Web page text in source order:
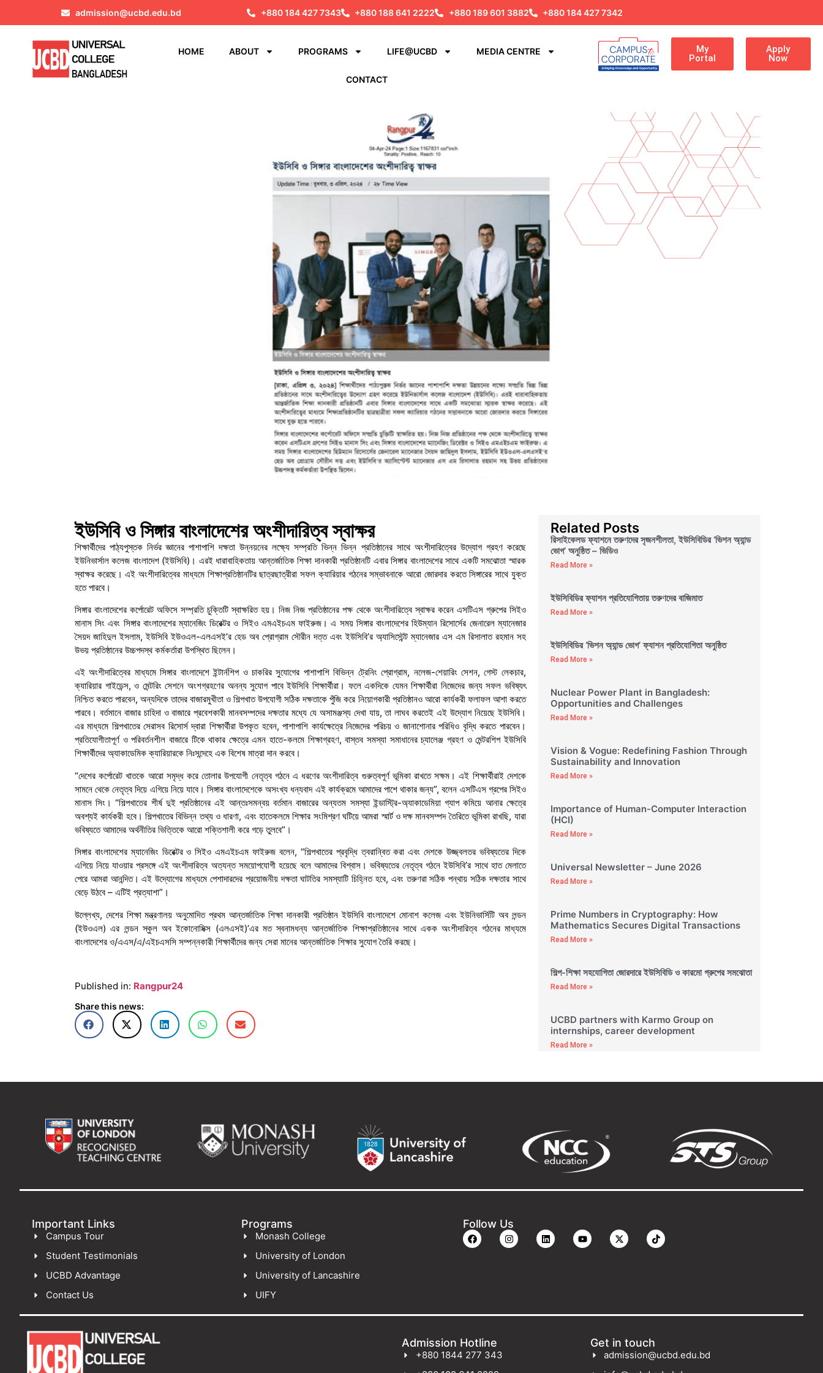
admission@ucbd.edu.bd +880 184 427 7343 +880 188 641 2222 +880 189 601 3882 +880 184 427 7342
HOME ABOUT PROGRAMS LIFE@UCBD MEDIA CENTRE
CONTACT
My
Portal
Apply
Now
ইউসিবি ও সিঙ্গার বাংলাদেশের অংশীদারিত্ব স্বাক্ষর
শিক্ষার্থীদের পাঠ্যপুস্তক নির্ভর জ্ঞানের পাশাপাশি দক্ষতা উন্নয়নের লক্ষ্যে সম্প্রতি ভিন্ন ভিন্ন প্রতিষ্ঠানের সাথে অংশীদারিত্বের উদ্যোগ গ্রহণ করেছে
ইউনিভার্সাল কলেজ বাংলাদেশ (ইউসিবি)। এরই ধারাবাহিকতায় আন্তর্জাতিক শিক্ষা দানকারী প্রতিষ্ঠানটি এবার সিঙ্গার বাংলাদেশের সাথে একটি সমঝোতা স্মারক
স্বাক্ষর করেছে। এই অংশীদারিত্বের মাধ্যমে শিক্ষাপ্রতিষ্ঠানটির ছাত্রছাত্রীরা সফল ক্যারিয়ার গঠনের সম্ভাবনাকে আরো জোরদার করতে সিঙ্গারের সাথে যুক্ত
হতে পারবে।
সিঙ্গার বাংলাদেশের কর্পোরেট অফিসে সম্প্রতি চুক্তিটি স্বাক্ষরিত হয়। নিজ নিজ প্রতিষ্ঠানের পক্ষ থেকে অংশীদারিত্বে স্বাক্ষর করেন এসটিএস গ্রুপের সিইও
মানাস সিং এবং সিঙ্গার বাংলাদেশের ম্যানেজিং ডিরেক্টর ও সিইও এমএইচএম ফাইরুজ। এ সময় সিঙ্গার বাংলাদেশের হিউম্যান রিসোর্সের জেনারেল ম্যানেজার
সৈয়দ জাহিদুল ইসলাম, ইউসিবি ইউওএল-এলএসই’র হেড অব প্রোগ্রাম সৌরীন দত্ত এবং ইউসিবি’র অ্যাসিস্টেন্ট ম্যানেজার এস এম রিসালাত রহমান সহ
উভয় প্রতিষ্ঠানের উচ্চপদস্থ কর্মকর্তারা উপস্থিত ছিলেন।
এই অংশীদারিত্বের মাধ্যমে সিঙ্গার বাংলাদেশে ইন্টার্নশিপ ও চাকরির সুযোগের পাশাপাশি বিভিন্ন ট্রেনিং প্রোগ্রাম, নলেজ-শেয়ারিং সেশন, গেস্ট লেকচার,
ক্যারিয়ার গাইডেন্স, ও মেন্টরিং সেশনে অংশগ্রহণের অনন্য সুযোগ পাবে ইউসিবি শিক্ষার্থীরা। ফলে একদিকে যেমন শিক্ষার্থীরা নিজেদের জন্য সফল ভবিষ্যৎ
নিশ্চিত করতে পারবেন, অন্যদিকে তাদের বাজারমুখীতা ও শিল্পখাত উপযোগী সঠিক দক্ষতাকে পুঁজি করে নিয়োগকারী প্রতিষ্ঠানও আরো কার্যকরী ফলাফল আশা করতে
পারবে। বর্তমানে বাজার চাহিদা ও বাজারে প্রবেশকারী মানবসম্পদের দক্ষতার মধ্যে যে অসামঞ্জস্য দেখা যায়, তা লাঘব করতেই এই উদ্যোগ নিয়েছে ইউসিবি।
এর মাধ্যমে শিল্পখাতের সেরাসব রিসোর্স দ্বারা শিক্ষার্থীরা উপকৃত হবেন, পাশাপাশি কার্যক্ষেত্রে নিজেদের পরিচয় ও জানাশোনার পরিধিও বৃদ্ধি করতে পারবেন।
প্রতিযোগীতাপূর্ণ ও পরিবর্তনশীল বাজারে টিকে থাকার ক্ষেত্রে এমন হাতে-কলমে শিক্ষাগ্রহণ, বাস্তব সমস্যা সমাধানের চ্যালেঞ্জ গ্রহণ ও মেন্টরশিপ ইউসিবি
শিক্ষার্থীদের অ্যাকাডেমিক ক্যারিয়ারকে নিঃসন্দেহে এক বিশেষ মাত্রা দান করবে।
“দেশের কর্পোরেট খাতকে আরো সমৃদ্ধ করে তোলার উপযোগী নেতৃত্ব গঠনে এ ধরণের অংশীদারিত্ব গুরুত্বপূর্ণ ভূমিকা রাখতে সক্ষম। এই শিক্ষার্থীরাই দেশকে
সামনে থেকে নেতৃত্ব দিয়ে এগিয়ে নিয়ে যাবে। সিঙ্গার বাংলাদেশেকে অসংখ্য ধন্যবাদ এই কার্যক্রমে আমাদের পাশে থাকার জন্য”, বলেন এসটিএস গ্রপের সিইও
মানাস সিং। “শিল্পখাতের শীর্ষ দুই প্রতিষ্ঠানের এই আন্তঃসমন্বয় বর্তমান বাজারের অন্যতম সমস্যা ইন্ডাস্ট্রি-অ্যাকাডেমিয়া গ্যাপ কমিয়ে আনার ক্ষেত্রে
অবশ্যই কার্যকরী হবে। শিল্পখাতের বিভিন্ন তথ্য ও ধারণা, এবং হাতেকলমে শিক্ষার সংমিশ্রণ ঘটিয়ে আমরা স্মার্ট ও দক্ষ মানবসম্পদ তৈরিতে ভূমিকা রাখছি, যারা
ভবিষ্যতে আমাদের অর্থনীতির ভিত্তিকে আরো শক্তিশালী করে গড়ে তুলবে”।
সিঙ্গার বাংলাদেশের ম্যানেজিং ডিরেক্টর ও সিইও এমএইচএম ফাইরুজ বলেন, “শিল্পখাতের প্রবৃদ্ধি ত্বরান্বিত করা এবং দেশকে উজ্জ্বলতর ভবিষ্যতের দিকে
এগিয়ে নিয়ে যাওয়ার প্রসঙ্গে এই অংশীদারিত্ব অত্যন্ত সময়োপযোগী হয়েছে বলে আমাদের বিশ্বাস। ভবিষ্যতের নেতৃত্ব গঠনে ইউসিবি’র সাথে হাত মেলাতে
পেরে আমরা আনন্দিত। এই উদ্যোগের মাধ্যমে পেশাদারদের প্রয়োজনীয় দক্ষতা ঘাটতির সমস্যাটি চিহ্নিত হবে, এবং তরুণরা সঠিক পন্থায় সঠিক দক্ষতার সাথে
বেড়ে উঠবে – এটিই প্রত্যাশা”।
উল্লেখ্য, দেশের শিক্ষা মন্ত্রণালয় অনুমোদিত প্রথম আন্তর্জাতিক শিক্ষা দানকারী প্রতিষ্ঠান ইউসিবি বাংলাদেশে মোনাশ কলেজ এবং ইউনিভার্সিটি অব লন্ডন
(ইউওএল) এর লন্ডন স্কুল অব ইকোনোমিক্স (এলএসই)’এর মত স্বনামধন্য আন্তর্জাতিক শিক্ষাপ্রতিষ্ঠানের সাথে একক অংশীদারিত্ব গঠনের মাধ্যমে
বাংলাদেশের ও/এএস/এ/এইচএসসি সম্পন্নকারী শিক্ষার্থীদের জন্য সেরা মানের আন্তর্জাতিক শিক্ষার সুযোগ তৈরি করছে।
Published in: Rangpur24
Share this news:
Related Posts
রিসাইকেলড ফ্যাশনে তরুণদের সৃজনশীলতা, ইউসিবিডির ‘ভিশন অ্যান্ড
ভোগ’ অনুষ্ঠিত – ভিডিও
Read More »
ইউসিবিডির ফ্যাশন প্রতিযোগিতায় তরুণদের বাজিমাত
Read More »
ইউসিবিডির ‘ভিশন অ্যান্ড ভোগ’ ফ্যাশন প্রতিযোগিতা অনুষ্ঠিত
Read More »
Nuclear Power Plant in Bangladesh:
Opportunities and Challenges
Read More »
Vision & Vogue: Redefining Fashion Through
Sustainability and Innovation
Read More »
Importance of Human-Computer Interaction
(HCI)
Read More »
Universal Newsletter – June 2026
Read More »
Prime Numbers in Cryptography: How
Mathematics Secures Digital Transactions
Read More »
শিল্প-শিক্ষা সহযোগিতা জোরদারে ইউসিবিডি ও কারমো গ্রুপের সমঝোতা
Read More »
UCBD partners with Karmo Group on
internships, career development
Read More »
Important Links
Campus Tour
Student Testimonials
UCBD Advantage
Contact Us
Programs
Monash College
University of London
University of Lancashire
UIFY
Follow Us
Admission Hotline
+880 1844 277 343
Get in touch
admission@ucbd.edu.bd